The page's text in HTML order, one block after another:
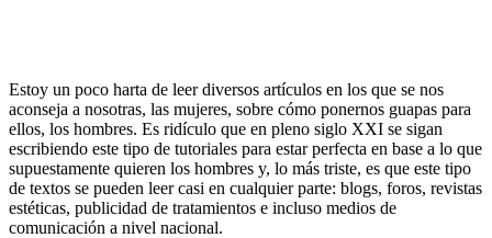
Estoy un poco harta de leer diversos artículos en los que se nos
aconseja a nosotras, las mujeres, sobre cómo ponernos guapas para
ellos, los hombres. Es ridículo que en pleno siglo XXI se sigan
escribiendo este tipo de tutoriales para estar perfecta en base a lo que
supuestamente quieren los hombres y, lo más triste, es que este tipo
de textos se pueden leer casi en cualquier parte: blogs, foros, revistas
estéticas, publicidad de tratamientos e incluso medios de
comunicación a nivel nacional.